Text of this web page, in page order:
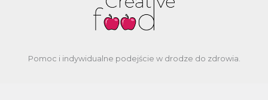
Pomoc i indywidualne podejście w drodze do zdrowia.